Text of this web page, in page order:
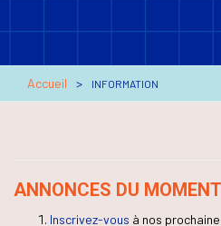
Accueil INFORMATION
ANNONCES DU
Inscrivez-vous à nos